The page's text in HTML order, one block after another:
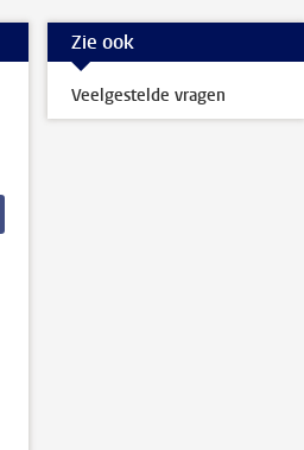
Zie ook
Veelgestelde vragen